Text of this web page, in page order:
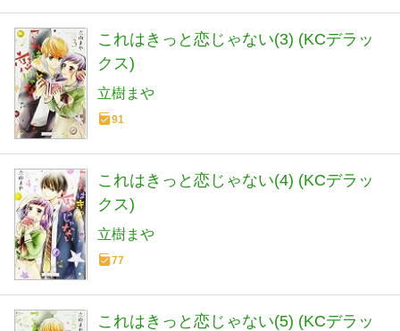
これはきっと恋じゃない(3) (KCデラッ
クス)
立樹まや
91
これはきっと恋じゃない(4) (KCデラッ
クス)
立樹まや
77
これはきっと恋じゃない(5) (KCデラッ